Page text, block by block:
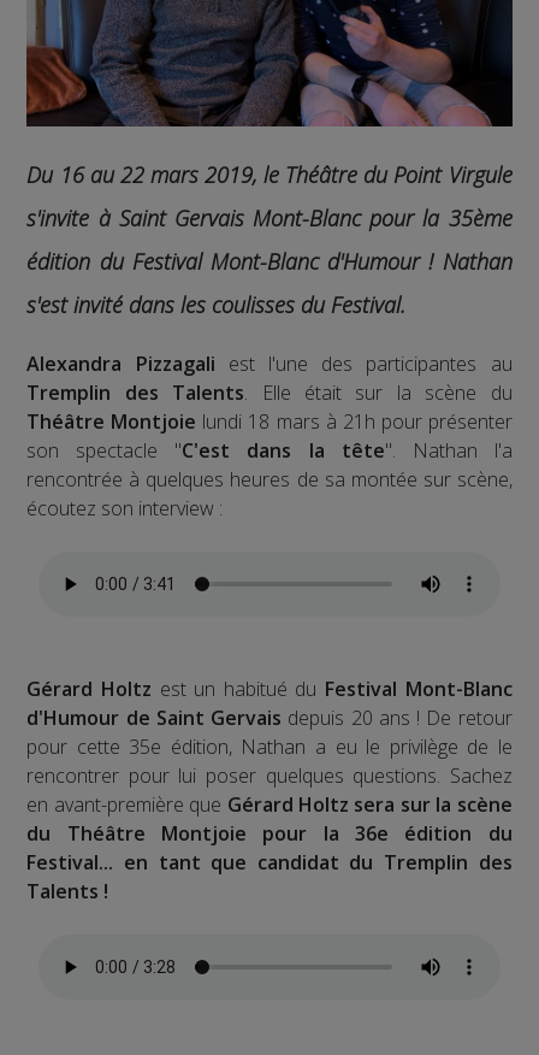
Du 16 au 22 mars 2019, le Théâtre du Point Virgule
s'invite à Saint Gervais Mont-Blanc pour la 35ème
édition du Festival Mont-Blanc d'Humour ! Nathan
s'est invité dans les coulisses du Festival.
Alexandra Pizzagali est l'une des participantes au
Tremplin des Talents. Elle était sur la scène du
Théâtre Montjoie lundi 18 mars à 21h pour présenter
son spectacle "C'est dans la tête". Nathan l'a
rencontrée à quelques heures de sa montée sur scène,
écoutez son interview :
Gérard Holtz est un habitué du Festival Mont-Blanc
d'Humour de Saint Gervais depuis 20 ans ! De retour
pour cette 35e édition, Nathan a eu le privilège de le
rencontrer pour lui poser quelques questions. Sachez
en avant-première que Gérard Holtz sera sur la scène
du Théâtre Montjoie pour la 36e édition du
Festival... en tant que candidat du Tremplin des
Talents !